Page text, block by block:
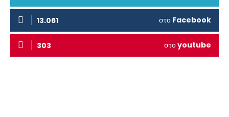
13.061 στο Facebook
303 στοyoutube